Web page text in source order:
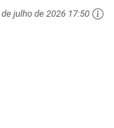
de julho de 2026 17:50